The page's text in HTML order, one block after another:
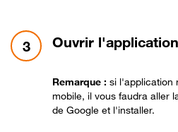
3 étape 3:
Ouvrir
Remarque : si l'application
mobile, il vous faudra aller
de Google et l'installer.